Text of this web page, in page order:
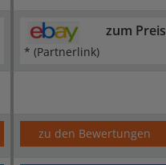
zum Preis
* (Partnerlink)
zu den Bewertungen